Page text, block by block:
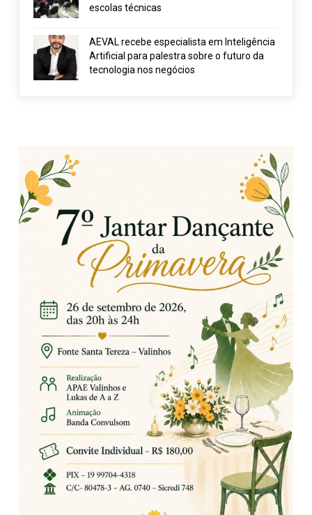
escolas técnicas
AEVAL recebe especialista em Inteligência
Artificial para palestra sobre o futuro da
tecnologia nos negócios